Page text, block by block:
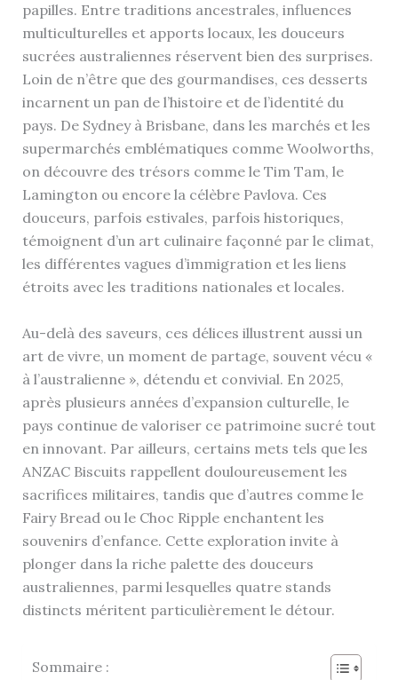
papilles. Entre traditions ancestrales, influences
multiculturelles et apports locaux, les douceurs
sucrées australiennes réservent bien des surprises.
Loin de n’être que des gourmandises, ces desserts
incarnent un pan de l’histoire et de l’identité du
pays. De Sydney à Brisbane, dans les marchés et les
supermarchés emblématiques comme Woolworths,
on découvre des trésors comme le Tim Tam, le
Lamington ou encore la célèbre Pavlova. Ces
douceurs, parfois estivales, parfois historiques,
témoignent d’un art culinaire façonné par le climat,
les différentes vagues d’immigration et les liens
étroits avec les traditions nationales et locales.
Au-delà des saveurs, ces délices illustrent aussi un
art de vivre, un moment de partage, souvent vécu «
à l’australienne », détendu et convivial. En 2025,
après plusieurs années d’expansion culturelle, le
pays continue de valoriser ce patrimoine sucré tout
en innovant. Par ailleurs, certains mets tels que les
ANZAC Biscuits rappellent douloureusement les
sacrifices militaires, tandis que d’autres comme le
Fairy Bread ou le Choc Ripple enchantent les
souvenirs d’enfance. Cette exploration invite à
plonger dans la riche palette des douceurs
australiennes, parmi lesquelles quatre stands
distincts méritent particulièrement le détour.
Sommaire :